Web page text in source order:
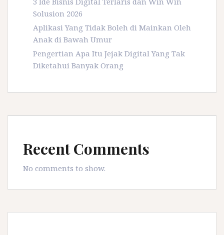
Solusion 2026
Aplikasi Yang Tidak Boleh di Mainkan Oleh
Anak di Bawah Umur
Pengertian Apa Itu Jejak Digital Yang Tak
Diketahui Banyak Orang
Recent Comments
No comments to show.